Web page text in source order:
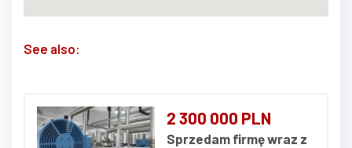
See also:
2 300 000 PLN
Sprzedam firmę wraz z